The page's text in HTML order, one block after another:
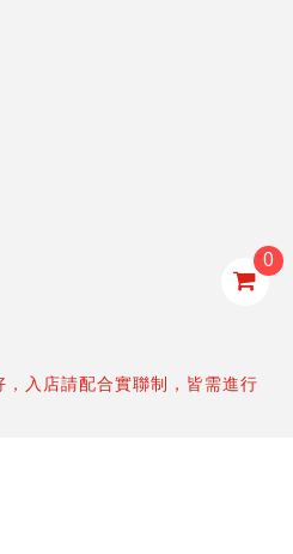
0
入店請配合實聯制，皆需進行